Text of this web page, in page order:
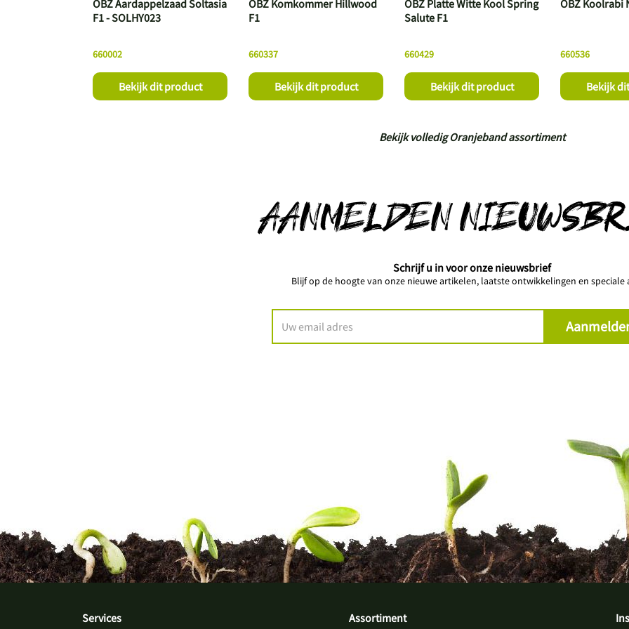
660002
OBZ Aardappelzaad Soltasia
F1 - SOLHY023
Bekijk dit product
660337
OBZ Komkommer Hillwood
F1
Bekijk dit product
660429
OBZ Platte Witte Kool Spring
Salute F1
Bekijk dit product
660536
OBZ Koolrabi
Bekijk
Bekijk volledig Oranjeband assortiment
AANMELDEN
Schrijf u in voor onze nieuwsbrief
Blijf op de hoogte van onze nieuwe artikelen, laatste ontwikkelingen en speciale
Services Assortiment